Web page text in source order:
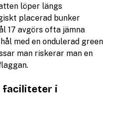
löper längs
placerad bunker
17 avgörs ofta jämna
med en ondulerad green
man riskerar man en
faciliteter i